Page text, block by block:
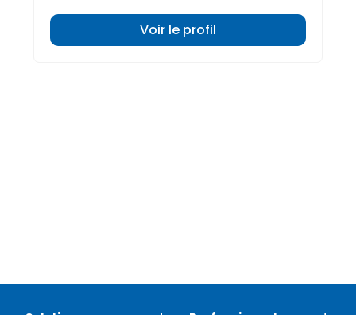
Voir le profil
Solutions Professionnels